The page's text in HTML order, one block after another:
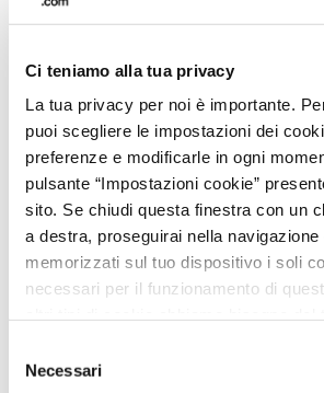
Ci teniamo alla tua privacy
La tua privacy per noi è importante.
puoi scegliere le impostazioni dei
preferenze e modificarle in ogni
pulsante “Impostazioni cookie”
sito. Se chiudi questa finestra con un
a destra, proseguirai nella navigazione
memorizzati sul tuo dispositivo i soli
necessari per il funzionamento di
delNecessari
Duomo, accanto alle altre due
Informazioni
duomo.firenze.it